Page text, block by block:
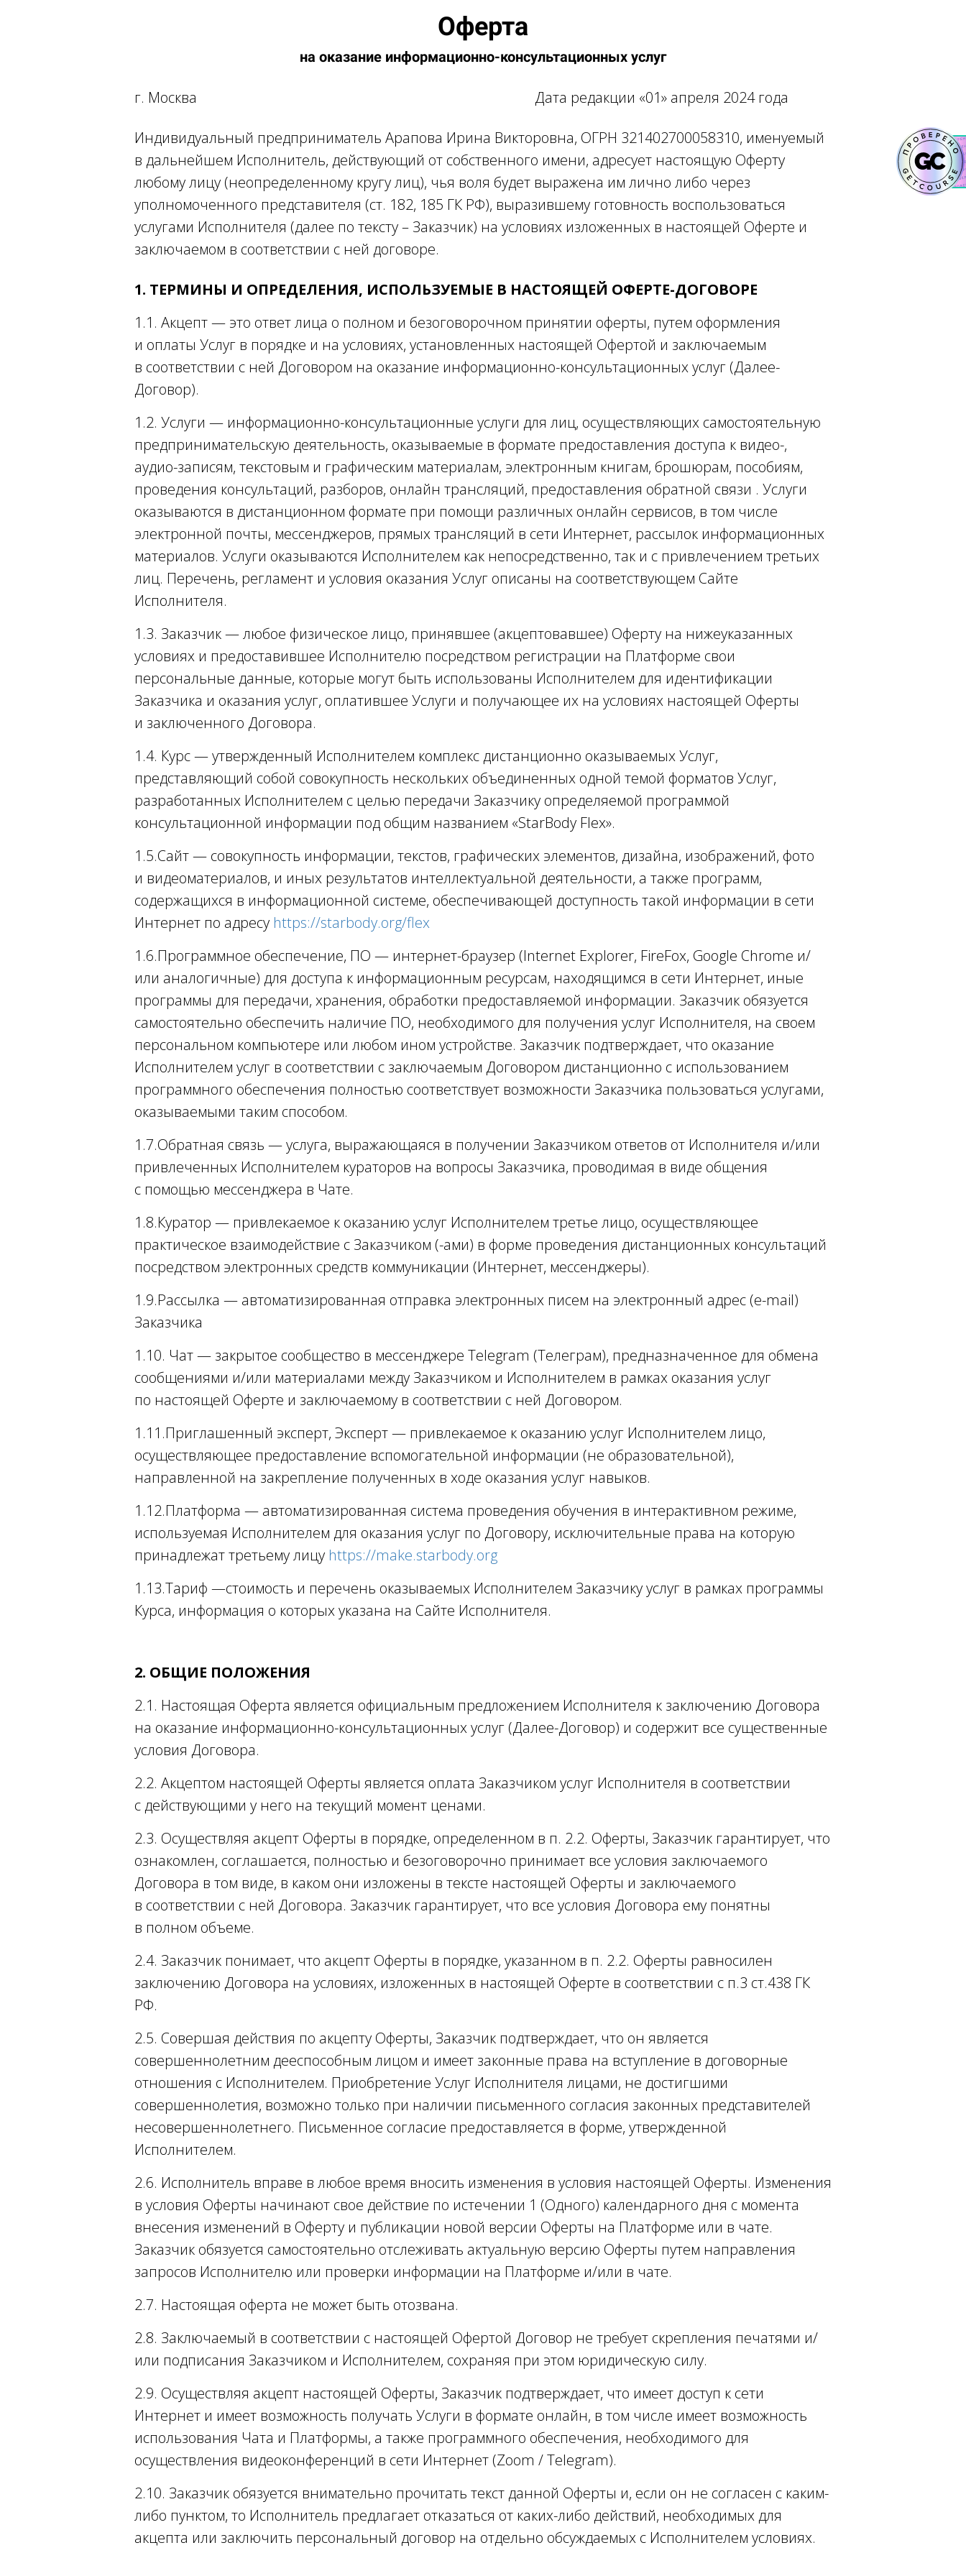
Оферта
на оказание информационно-консультационных услуг
г. Москва Дата редакции «01» апреля 2024 года
Индивидуальный предприниматель Арапова Ирина Викторовна, ОГРН 321402700058310, именуемый
в дальнейшем Исполнитель, действующий от собственного имени, адресует настоящую Оферту
любому лицу (неопределенному кругу лиц), чья воля будет выражена им лично либо через
уполномоченного представителя (ст. 182, 185 ГК РФ), выразившему готовность воспользоваться
услугами Исполнителя (далее по тексту – Заказчик) на условиях изложенных в настоящей Оферте и
заключаемом в соответствии с ней договоре.
1. ТЕРМИНЫ И ОПРЕДЕЛЕНИЯ, ИСПОЛЬЗУЕМЫЕ В НАСТОЯЩЕЙ ОФЕРТЕ-ДОГОВОРЕ
1.1. Акцепт — это ответ лица о полном и безоговорочном принятии оферты, путем оформления
и оплаты Услуг в порядке и на условиях, установленных настоящей Офертой и заключаемым
в соответствии с ней Договором на оказание информационно-консультационных услуг (Далее-
Договор).
1.2. Услуги — информационно-консультационные услуги для лиц, осуществляющих самостоятельную
предпринимательскую деятельность, оказываемые в формате предоставления доступа к видео-,
аудио-записям, текстовым и графическим материалам, электронным книгам, брошюрам, пособиям,
проведения консультаций, разборов, онлайн трансляций, предоставления обратной связи . Услуги
оказываются в дистанционном формате при помощи различных онлайн сервисов, в том числе
электронной почты, мессенджеров, прямых трансляций в сети Интернет, рассылок информационных
материалов. Услуги оказываются Исполнителем как непосредственно, так и с привлечением третьих
лиц. Перечень, регламент и условия оказания Услуг описаны на соответствующем Сайте
Исполнителя.
1.3. Заказчик — любое физическое лицо, принявшее (акцептовавшее) Оферту на нижеуказанных
условиях и предоставившее Исполнителю посредством регистрации на Платформе свои
персональные данные, которые могут быть использованы Исполнителем для идентификации
Заказчика и оказания услуг, оплатившее Услуги и получающее их на условиях настоящей Оферты
и заключенного Договора.
1.4. Курс — утвержденный Исполнителем комплекс дистанционно оказываемых Услуг,
представляющий собой совокупность нескольких объединенных одной темой форматов Услуг,
разработанных Исполнителем с целью передачи Заказчику определяемой программой
консультационной информации под общим названием «StarBody Flex».
1.5.Сайт — совокупность информации, текстов, графических элементов, дизайна, изображений, фото
и видеоматериалов, и иных результатов интеллектуальной деятельности, а также программ,
содержащихся в информационной системе, обеспечивающей доступность такой информации в сети
Интернет по адресу https://starbody.org/flex
1.6.Программное обеспечение, ПО — интернет-браузер (Internet Explorer, FireFox, Google Chrome и/
или аналогичные) для доступа к информационным ресурсам, находящимся в сети Интернет, иные
программы для передачи, хранения, обработки предоставляемой информации. Заказчик обязуется
самостоятельно обеспечить наличие ПО, необходимого для получения услуг Исполнителя, на своем
персональном компьютере или любом ином устройстве. Заказчик подтверждает, что оказание
Исполнителем услуг в соответствии с заключаемым Договором дистанционно с использованием
программного обеспечения полностью соответствует возможности Заказчика пользоваться услугами,
оказываемыми таким способом.
1.7.Обратная связь — услуга, выражающаяся в получении Заказчиком ответов от Исполнителя и/или
привлеченных Исполнителем кураторов на вопросы Заказчика, проводимая в виде общения
с помощью мессенджера в Чате.
1.8.Куратор — привлекаемое к оказанию услуг Исполнителем третье лицо, осуществляющее
практическое взаимодействие с Заказчиком (-ами) в форме проведения дистанционных консультаций
посредством электронных средств коммуникации (Интернет, мессенджеры).
1.9.Рассылка — автоматизированная отправка электронных писем на электронный адрес (e-mail)
Заказчика
1.10. Чат — закрытое сообщество в мессенджере Telegram (Телеграм), предназначенное для обмена
сообщениями и/или материалами между Заказчиком и Исполнителем в рамках оказания услуг
по настоящей Оферте и заключаемому в соответствии с ней Договором.
1.11.Приглашенный эксперт, Эксперт — привлекаемое к оказанию услуг Исполнителем лицо,
осуществляющее предоставление вспомогательной информации (не образовательной),
направленной на закрепление полученных в ходе оказания услуг навыков.
1.12.Платформа — автоматизированная система проведения обучения в интерактивном режиме,
используемая Исполнителем для оказания услуг по Договору, исключительные права на которую
принадлежат третьему лицу https://make.starbody.org
1.13.Тариф —стоимость и перечень оказываемых Исполнителем Заказчику услуг в рамках программы
Курса, информация о которых указана на Сайте Исполнителя.
2. ОБЩИЕ ПОЛОЖЕНИЯ
2.1. Настоящая Оферта является официальным предложением Исполнителя к заключению Договора
на оказание информационно-консультационных услуг (Далее-Договор) и содержит все существенные
условия Договора.
2.2. Акцептом настоящей Оферты является оплата Заказчиком услуг Исполнителя в соответствии
с действующими у него на текущий момент ценами.
2.3. Осуществляя акцепт Оферты в порядке, определенном в п. 2.2. Оферты, Заказчик гарантирует, что
ознакомлен, соглашается, полностью и безоговорочно принимает все условия заключаемого
Договора в том виде, в каком они изложены в тексте настоящей Оферты и заключаемого
в соответствии с ней Договора. Заказчик гарантирует, что все условия Договора ему понятны
в полном объеме.
2.4. Заказчик понимает, что акцепт Оферты в порядке, указанном в п. 2.2. Оферты равносилен
заключению Договора на условиях, изложенных в настоящей Оферте в соответствии с п.3 ст.438 ГК
РФ.
2.5. Совершая действия по акцепту Оферты, Заказчик подтверждает, что он является
совершеннолетним дееспособным лицом и имеет законные права на вступление в договорные
отношения с Исполнителем. Приобретение Услуг Исполнителя лицами, не достигшими
совершеннолетия, возможно только при наличии письменного согласия законных представителей
несовершеннолетнего. Письменное согласие предоставляется в форме, утвержденной
Исполнителем.
2.6. Исполнитель вправе в любое время вносить изменения в условия настоящей Оферты. Изменения
в условия Оферты начинают свое действие по истечении 1 (Одного) календарного дня с момента
внесения изменений в Оферту и публикации новой версии Оферты на Платформе или в чате.
Заказчик обязуется самостоятельно отслеживать актуальную версию Оферты путем направления
запросов Исполнителю или проверки информации на Платформе и/или в чате.
2.7. Настоящая оферта не может быть отозвана.
2.8. Заключаемый в соответствии с настоящей Офертой Договор не требует скрепления печатями и/
или подписания Заказчиком и Исполнителем, сохраняя при этом юридическую силу.
2.9. Осуществляя акцепт настоящей Оферты, Заказчик подтверждает, что имеет доступ к сети
Интернет и имеет возможность получать Услуги в формате онлайн, в том числе имеет возможность
использования Чата и Платформы, а также программного обеспечения, необходимого для
осуществления видеоконференций в сети Интернет (Zoom / Telegram).
2.10. Заказчик обязуется внимательно прочитать текст данной Оферты и, если он не согласен с каким-
либо пунктом, то Исполнитель предлагает отказаться от каких-либо действий, необходимых для
акцепта или заключить персональный договор на отдельно обсуждаемых с Исполнителем условиях.